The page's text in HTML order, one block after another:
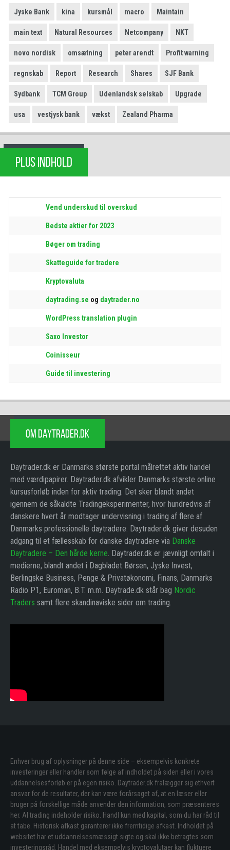
Jyske Bank kina kursmål macro Maintain
main text Natural Resources Netcompany NKT
novo nordisk omsætning peter arendt Profit warning
regnskab Report Research Shares SJF Bank
Sydbank TCM Group Udenlandsk selskab Upgrade
usa vestjysk bank vækst Zealand Pharma
PLUS INDHOLD
Vend underskud til overskud
Bedste aktier for 2023
Bøger om trading
Skatteguide for tradere
Kryptovaluta
daytrading.se og daytrader.no
WordPress translation plugin
Saxo Investor
Coinisseur
Guide til investering
OM DAYTRADER.DK
Daytrader.dk er Danmarks største portal målrettet aktiv handel
med værdipapirer. Daytrader.dk afvikler Danmarks største online
kursusforløb inden for aktiv trading. Det sker blandt andet
igennem de såkaldte Tradingeksperimenter, hvor hundredvis af
danskere hvert år modtager undervisning i trading af flere af
Danmarks professionelle daytradere. Daytrader.dk giver desuden
adgang til et fællesskab for danske daytradere via Danske
Daytradere – Den hårde kerne. Daytrader.dk er jævnligt omtalt i
medierne, blandt andet i Dagbladet Børsen, Jyske Invest,
Berlingske Business, Penge & Privatøkonomi, Finans, Danmarks
Radio P1, Euroman, B.T. m.m. Daytrade.dk står bag Nordic
Traders samt flere skandinaviske sider om trading.
Enhver brug af oplysninger på denne side – eksempelvis konkrete
investeringer eller handler som følge af indholdet på siden eller i vores
uddannelsesforløb er på egen risiko. Daytrader.dk fralægger sig ethvert
ansvar for de resultater, der kan være forårsaget af, at en læser eller
bruger på forskellige måde anvender den information, som præsenteres
her. Al trading indeholder risiko. Handl kun med kapital, som du har råd til
at tabe. Historisk afkast garanterer ikke fremtidige afkast. Indholdet på
websitet har et uddannelsesmæssigt sigte og skal ikke betragtes som
investeringsråd. Handel med eksempelvis kryptovalutaer kan fluktuere